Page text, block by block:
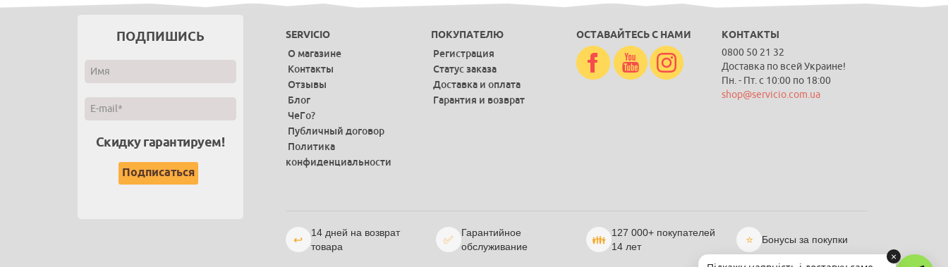
ПОДПИШИСЬ
Скидку гарантируем!
SERVICIO
О магазине
Контакты
Отзывы
Блог
ЧеГо?
Публичный договор
Политика
конфиденциальности
ПОКУПАТЕЛЮ
Регистрация
Статус заказа
Доставка и оплата
Гарантия и возврат
ОСТАВАЙТЕСЬ С НАМИ КОНТАКТЫ
0800 50 21 32
Доставка по всей Украине!
Пн. - Пт. с 10:00 по 18:00
shop@servicio.com.ua
↩
14 дней на возврат
товара
✅
Гарантийное
обслуживание
👪
127 000+ покупателей
14 лет
⭐ Бонусы за покупки
×